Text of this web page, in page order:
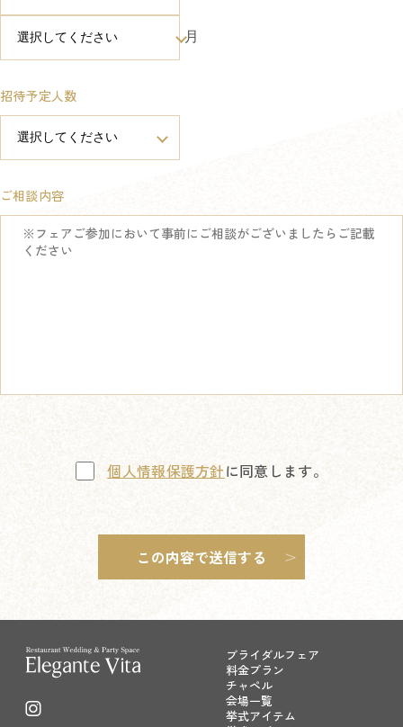
月
招待予定人数
ご相談内容
個人情報保護方針に同意します。
ブライダルフェア
料金プラン
チャペル
会場一覧
挙式アイテム